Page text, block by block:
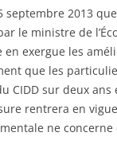
septembre 2013
le ministre de
exergue les
que les
CIDD sur deux ans
rentrera en
ne